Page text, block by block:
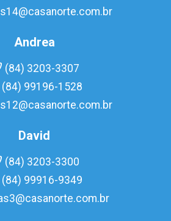
Andrea
(84) 3203-3307
(84) 99196-1528
David
(84) 3203-3300
(84) 99916-9349